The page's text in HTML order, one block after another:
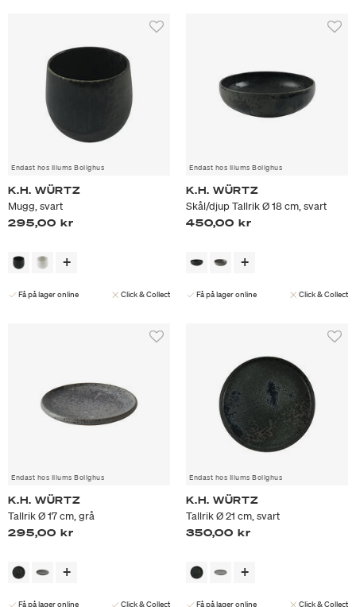
Endast hos Illums Bolighus
K.H. WÜRTZ
Mugg, svart
295,00 kr
Få på lager online Click & Collect
Endast hos Illums Bolighus
K.H. WÜRTZ
Skål/djup Tallrik Ø 18 cm, svart
450,00 kr
Få på lager online Click & Collect
Endast hos Illums Bolighus
K.H. WÜRTZ
Tallrik Ø 17 cm, grå
295,00 kr
Få på lager online Click & Collect
Endast hos Illums Bolighus
K.H. WÜRTZ
Tallrik Ø 21 cm, svart
350,00 kr
Få på lager online Click & Collect